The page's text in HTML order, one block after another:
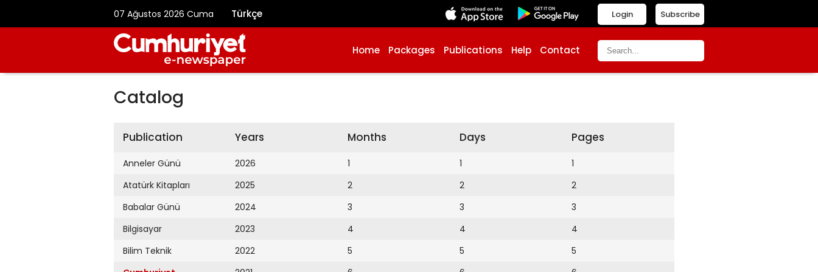
07 Ağustos 2026 Cuma Türkçe Subscribe
Login
Home Packages Publications Help Contact
Catalog
Publication
Anneler Günü
Atatürk Kitapları
Babalar Günü
Bilgisayar
Bilim Teknik
Years
2026
2025
2024
2023
2022
Months
1
2
3
4
5
Days
1
2
3
4
5
Pages
1
2
3
4
5